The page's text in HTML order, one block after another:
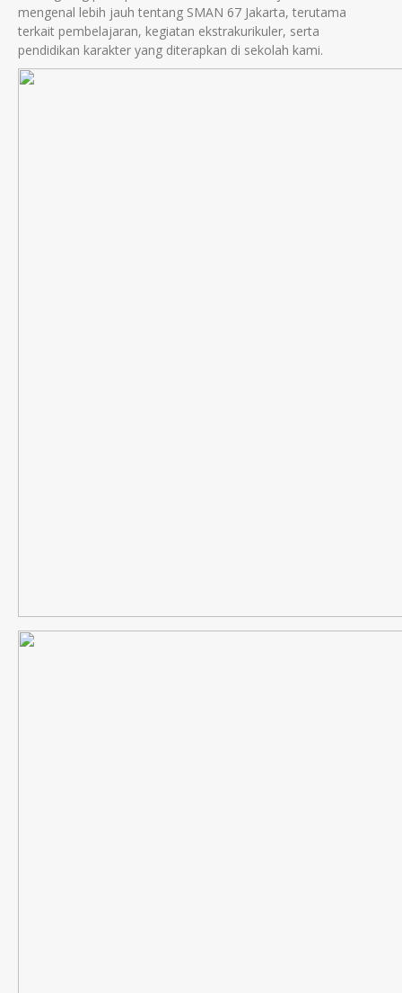
mengenal lebih jauh tentang SMAN 67 Jakarta, terutama
terkait pembelajaran, kegiatan ekstrakurikuler, serta
pendidikan karakter yang diterapkan di sekolah kami.